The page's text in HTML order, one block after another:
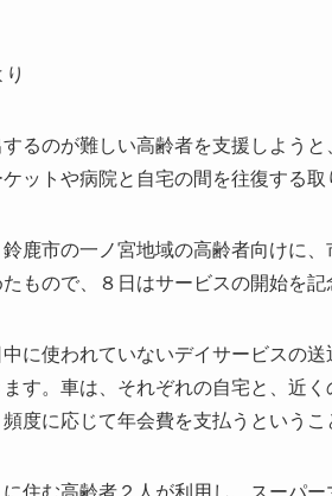
るのが難しい高齢者を支援しよう
ットや病院と自宅の間を往復する
鹿市の一ノ宮地域の高齢者向けに
もので、８日はサービスの開始を
に使われていないデイサービスの
す。車は、それぞれの自宅と、近
度に応じて年会費を支払うというこ
住む高齢者２人が利用し、スーパ